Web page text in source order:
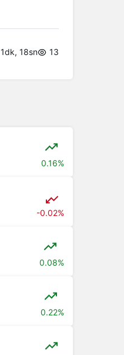
1dk, 18sn 13
0.16%
-0.02%
0.08%
0.22%